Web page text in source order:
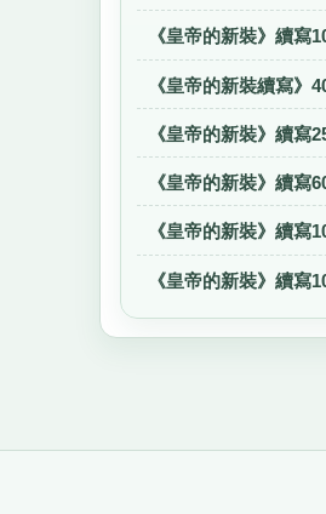
《皇帝的新裝》續寫
《皇帝的新裝續寫》
《皇帝的新裝》續寫
《皇帝的新裝》續寫
《皇帝的新裝》續寫
《皇帝的新裝》續寫